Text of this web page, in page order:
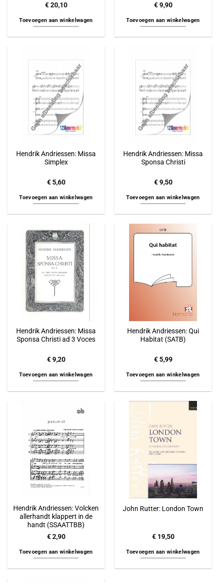
€20,10
Toevoegen aan winkelwagen
€9,90
Toevoegen aan winkelwagen
Hendrik Andriessen: Missa
Simplex
€5,60
Toevoegen aan winkelwagen
Hendrik Andriessen: Missa
Sponsa Christi
€9,50
Toevoegen aan winkelwagen
Hendrik Andriessen: Missa
Sponsa Christi ad 3 Voces
€9,20
Toevoegen aan winkelwagen
Hendrik Andriessen: Qui
Habitat (SATB)
€5,99
Toevoegen aan winkelwagen
Hendrik Andriessen: Volcken
allerhandt klappert in de
handt (SSAATTBB)
€2,90
Toevoegen aan winkelwagen
John Rutter: London Town
€19,50
Toevoegen aan winkelwagen